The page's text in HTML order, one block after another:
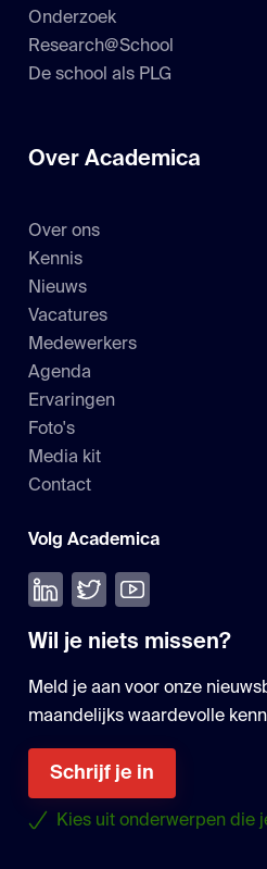
Onderzoek
Research@School
De school als PLG
Over Academica
Over ons
Kennis
Nieuws
Vacatures
Medewerkers
Agenda
Ervaringen
Foto's
Media kit
Contact
Volg Academica
Volg ons op LinkedIn
Volg ons op Twitter
Bekijk onze
Wil je niets missen?
Meld je aan voor onze
maandelijks waardevolle
Schrijf je in
Kies uit onderwerpen die